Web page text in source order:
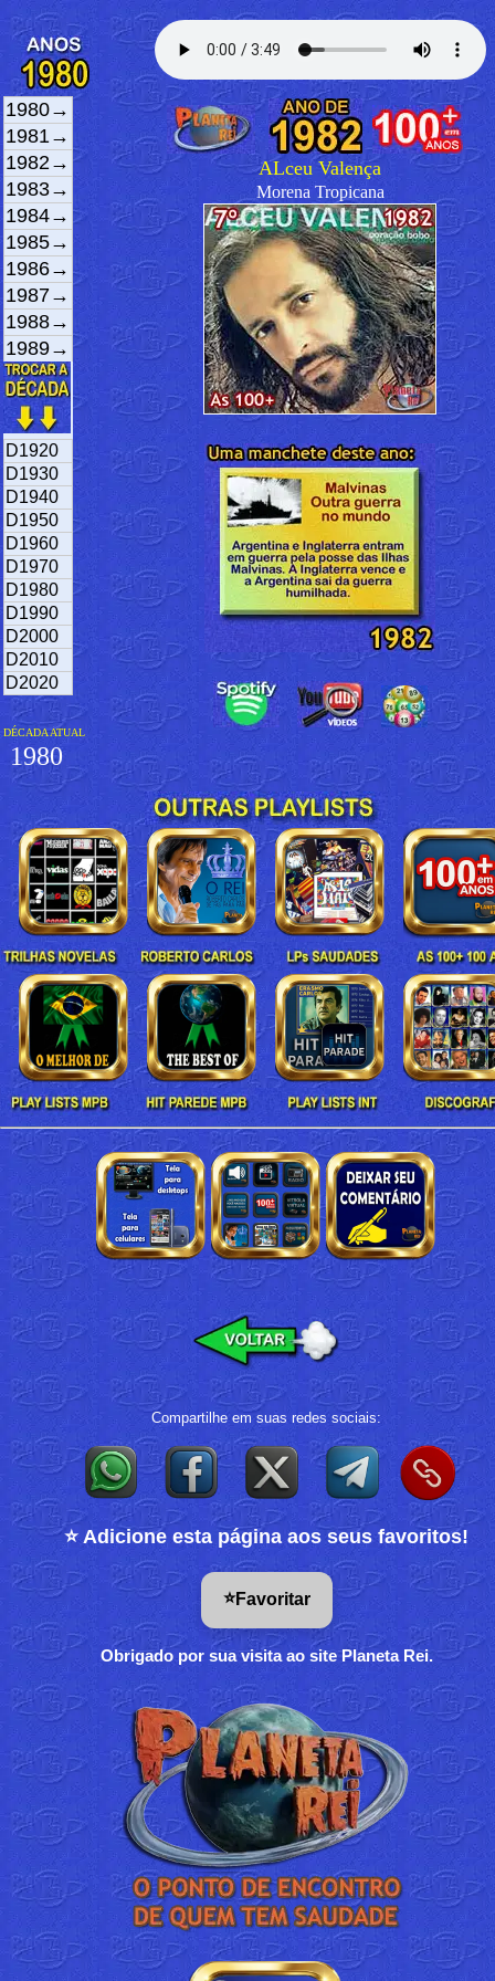
1980→
1981→
1982→
1983→
1984→
1985→
1986→
1987→
1988→
1989→
D1920
D1930
D1940
D1950
D1960
D1970
D1980
D1990
D2000
D2010
D2020
DÉCADA ATUAL
1980
ALceu Valença
Morena Tropicana
Compartilhe em suas redes sociais:
⭐ Adicione esta página aos seus favoritos!
⭐Favoritar
Obrigado por sua visita ao site Planeta Rei.